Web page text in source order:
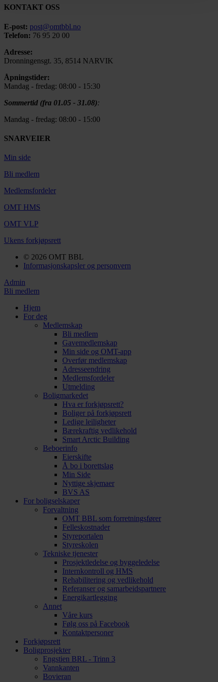
KONTAKT OSS
E-post: post@omtbbl.no
Telefon: 76 95 20 00
Adresse:
Dronningensgt. 35, 8514 NARVIK
Åpningstider:
Mandag - fredag: 08:00 - 15:30
Sommertid (fra 01.05 - 31.08):
Mandag - fredag: 08:00 - 15:00
SNARVEIER
Min side
Bli medlem
Medlemsfordeler
OMT HMS
OMT VLP
Ukens forkjøpsrett
© 2026 OMT BBL
Informasjonskapsler og personvern
Admin
Bli medlem
Hjem
For deg
Medlemskap
Bli medlem
Gavemedlemskap
Min side og OMT-app
Overfør medlemskap
Adresseendring
Medlemsfordeler
Utmelding
Boligmarkedet
Hva er forkjøpsrett?
Boliger på forkjøpsrett
Ledige leiligheter
Bærekraftig vedlikehold
Smart Arctic Building
Beboerinfo
Eierskifte
Å bo i borettslag
Min Side
Nyttige skjemaer
BVS AS
For boligselskaper
Forvaltning
OMT BBL som forretningsfører
Felleskostnader
Styreportalen
Styreskolen
Tekniske tjenester
Prosjektledelse og byggeledelse
Internkontroll og HMS
Rehabilitering og vedlikehold
Referanser og samarbeidspartnere
Energikartlegging
Annet
Våre kurs
Følg oss på Facebook
Kontaktpersoner
Forkjøpsrett
Boligprosjekter
Engstien BRL - Trinn 3
Vannkanten
Bovieran